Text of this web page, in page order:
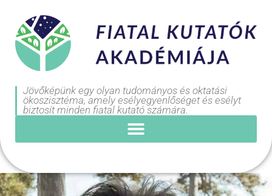
Jövőképünk egy olyan tudományos és oktatási
ökoszisztéma, amely esélyegyenlőséget és esélyt
biztosít minden fiatal kutató számára.